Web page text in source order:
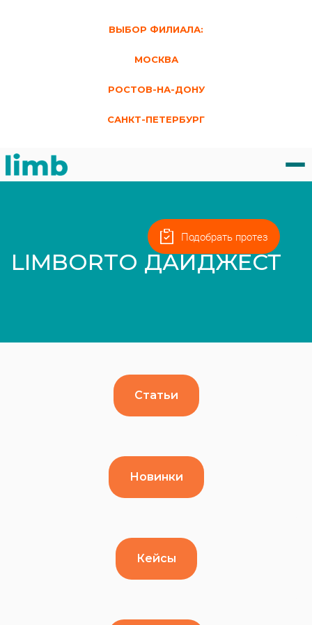
ВЫБОР ФИЛИАЛА:
МОСКВА
РОСТОВ-НА-ДОНУ
САНКТ-ПЕТЕРБУРГ
LIMBORTO ДАЙДЖЕСТ
Статьи
Новинки
Кейсы
Подобрать протез